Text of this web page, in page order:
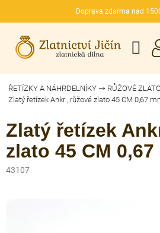
Doprava zdarma nad
CZK
ŘETÍZKY A NÁHRDELNÍKY
RŮŽOVÉ ZLATO
Zlatý řetízek Ankr , růžové zlato 45 CM 0,67
Zlatý řetízek
zlato 45 CM 0,67
43107